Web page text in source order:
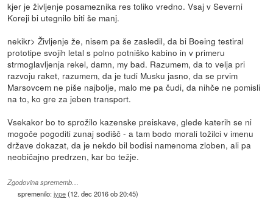
kjer je življenje posameznika res toliko vredno. Vsaj v Severni
Koreji bi utegnilo biti še manj.
nekikr> Življenje že, nisem pa še zasledil, da bi Boeing testiral
prototipe svojih letal s polno potniško kabino in v primeru
strmoglavljenja rekel, damn, my bad. Razumem, da to velja pri
razvoju raket, razumem, da je tudi Musku jasno, da se prvim
Marsovcem ne piše najbolje, malo me pa čudi, da nihče ne pomisli
na to, ko gre za jeben transport.
Vsekakor bo to sprožilo kazenske preiskave, glede katerih se ni
mogoče pogoditi zunaj sodišč - a tam bodo morali tožilci v imenu
države dokazat, da je nekdo bil bodisi namenoma zloben, ali pa
neobičajno predrzen, kar bo težje.
Zgodovina sprememb…
spremenilo:jype(12. dec 2016 ob 20:45)